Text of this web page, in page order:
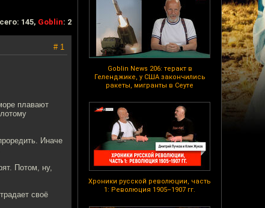
Goblin News 206: теракт в
Геленджике, у США закончились
ракеты, мигранты в Сеуте
Хроники русской революции, часть
1: Революция 1905–1907 гг.
145, Goblin: 2
# 1
плавают
Иначе
Потом, ну,
своё